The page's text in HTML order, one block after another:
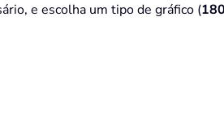
e escolha um tipo de gráfico (180